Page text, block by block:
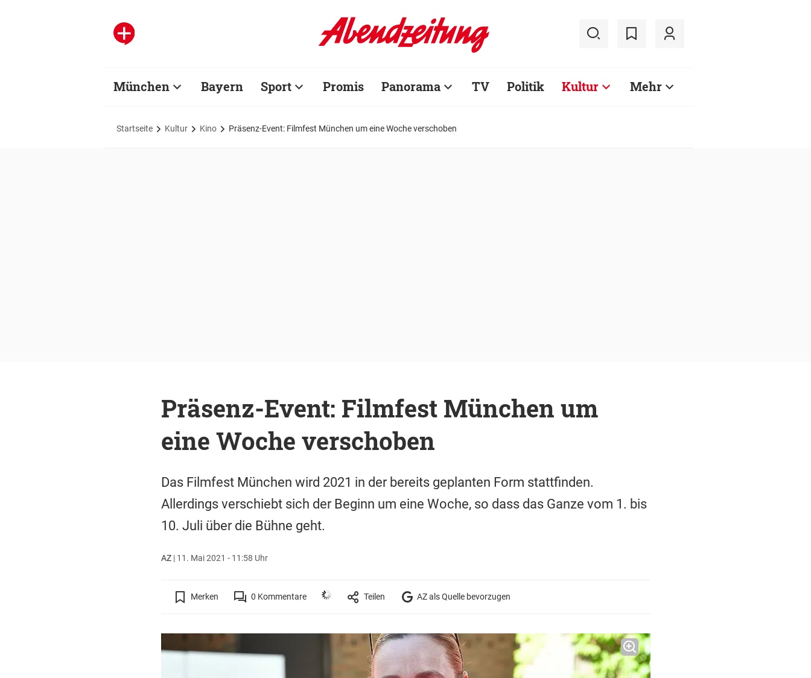
München Bayern Sport Promis Panorama TV Politik Kultur Mehr
Startseite Kultur Kino Präsenz-Event: Filmfest München um eine Woche verschoben
Präsenz-Event: Filmfest München um
eine Woche verschoben
Das Filmfest München wird 2021 in der bereits geplanten Form stattfinden.
Allerdings verschiebt sich der Beginn um eine Woche, so dass das Ganze vom 1. bis
10. Juli über die Bühne geht.
AZ| 11. Mai 2021 - 11:58 Uhr
Merken 0 Kommentare Teilen AZ als Quelle bevorzugen